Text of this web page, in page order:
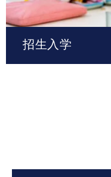
招生入学